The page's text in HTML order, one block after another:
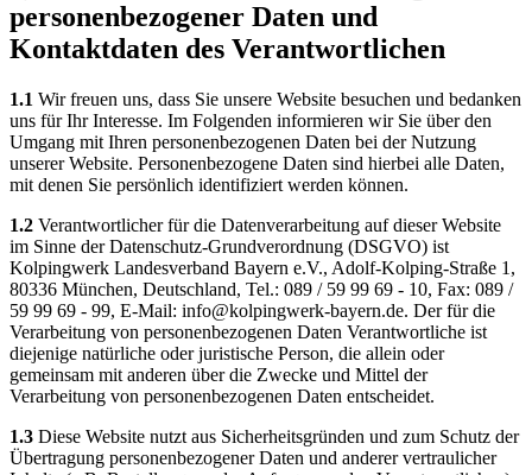
personenbezogener Daten und
Kontaktdaten des Verantwortlichen
1.1 Wir freuen uns, dass Sie unsere Website besuchen und bedanken
uns für Ihr Interesse. Im Folgenden informieren wir Sie über den
Umgang mit Ihren personenbezogenen Daten bei der Nutzung
unserer Website. Personenbezogene Daten sind hierbei alle Daten,
mit denen Sie persönlich identifiziert werden können.
1.2 Verantwortlicher für die Datenverarbeitung auf dieser Website
im Sinne der Datenschutz-Grundverordnung (DSGVO) ist
Kolpingwerk Landesverband Bayern e.V., Adolf-Kolping-Straße 1,
80336 München, Deutschland, Tel.: 089 / 59 99 69 - 10, Fax: 089 /
59 99 69 - 99, E-Mail: info@kolpingwerk-bayern.de. Der für die
Verarbeitung von personenbezogenen Daten Verantwortliche ist
diejenige natürliche oder juristische Person, die allein oder
gemeinsam mit anderen über die Zwecke und Mittel der
Verarbeitung von personenbezogenen Daten entscheidet.
1.3 Diese Website nutzt aus Sicherheitsgründen und zum Schutz der
Übertragung personenbezogener Daten und anderer vertraulicher